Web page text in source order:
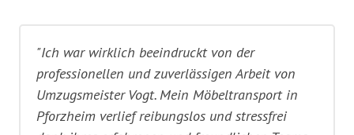
"Ich war wirklich beeindruckt von der
professionellen und zuverlässigen Arbeit von
Umzugsmeister Vogt. Mein Möbeltransport in
Pforzheim verlief reibungslos und stressfrei